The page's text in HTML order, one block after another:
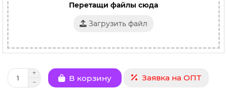
Перетащи файлы сюда
Загрузить файл
В корзину Заявка на ОПТ